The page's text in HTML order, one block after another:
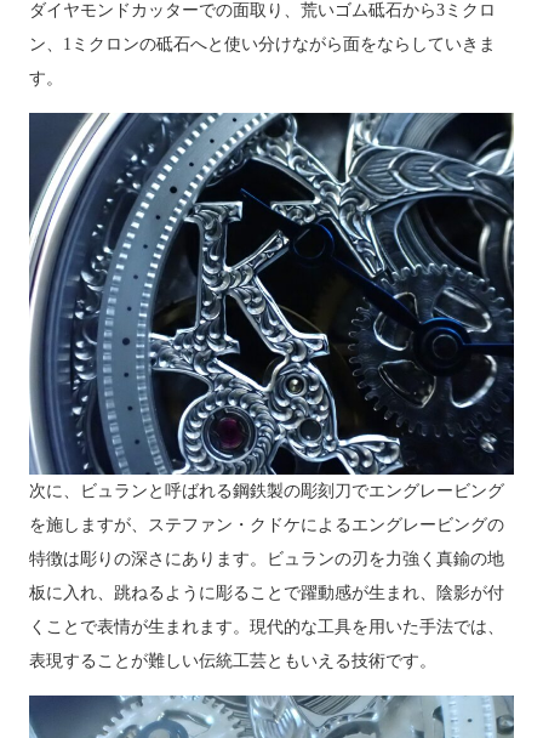
ダイヤモンドカッターでの面取り、荒いゴム砥石から3ミクロ
ン、1ミクロンの砥石へと使い分けながら面をならしていきま
す。
次に、ビュランと呼ばれる鋼鉄製の彫刻刀でエングレービング
を施しますが、ステファン・クドケによるエングレービングの
特徴は彫りの深さにあります。ビュランの刃を力強く真鍮の地
板に入れ、跳ねるように彫ることで躍動感が生まれ、陰影が付
くことで表情が生まれます。現代的な工具を用いた手法では、
表現することが難しい伝統工芸ともいえる技術です。